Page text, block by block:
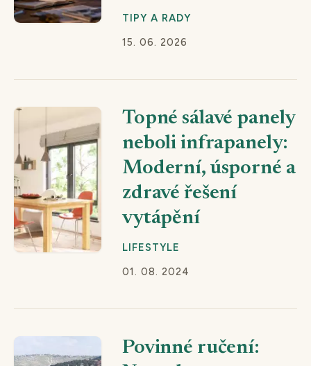
TIPY A RADY
15. 06. 2026
Topné sálavé panely
neboli infrapanely:
Moderní, úsporné a
zdravé řešení
vytápění
LIFESTYLE
01. 08. 2024
Povinné ručení: